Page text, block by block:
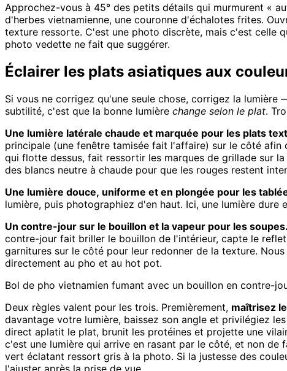
Approchez-vous à 45° des petits détails qui murmurent «
d'herbes vietnamienne, une couronne d'échalotes frites.
texture ressorte. C'est une photo discrète, mais c'est
photo vedette ne fait que suggérer.
Éclairer les plats asiatiques aux
Si vous ne corrigez qu'une seule chose, corrigez la
subtilité, c'est que la bonne lumière change selon le plat.
Une lumière latérale chaude et marquée pour les plats
principale (une fenêtre tamisée fait l'affaire) sur le côté
qui flotte dessus, fait ressortir les marques de grillade sur
des blancs neutre à chaude pour que les rouges restent
Une lumière douce, uniforme et en plongée pour les
lumière, puis photographiez d'en haut. Ici, une lumière
Un contre-jour sur le bouillon et la vapeur pour les soupes.
contre-jour fait briller le bouillon de l'intérieur, capte le
garnitures sur le côté pour leur redonner de la texture.
directement au pho et au hot pot.
Bol de pho vietnamien fumant avec un bouillon en contre-
Deux règles valent pour les trois. Premièrement, maîtrisez
davantage votre lumière, baissez son angle et privilégiez
direct aplatit le plat, brunit les protéines et projette une
c'est une lumière qui arrive en rasant par le côté, et non
vert éclatant ressort gris à la photo. Si la justesse des
l'ajuster après la prise de vue.